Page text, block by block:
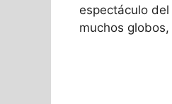
espectáculo
muchos